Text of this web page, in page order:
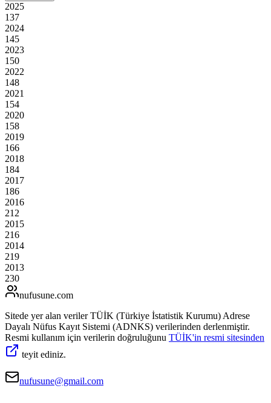
2025
137
2024
145
2023
150
2022
148
2021
154
2020
158
2019
166
2018
184
2017
186
2016
212
2015
216
2014
219
2013
230
nufusune.com
Sitede yer alan veriler TÜİK (Türkiye İstatistik Kurumu) Adrese
Dayalı Nüfus Kayıt Sistemi (ADNKS) verilerinden derlenmiştir.
Resmi kullanım için verilerin doğruluğunu TÜİK'in resmi sitesinden
teyit ediniz.
nufusune@gmail.com